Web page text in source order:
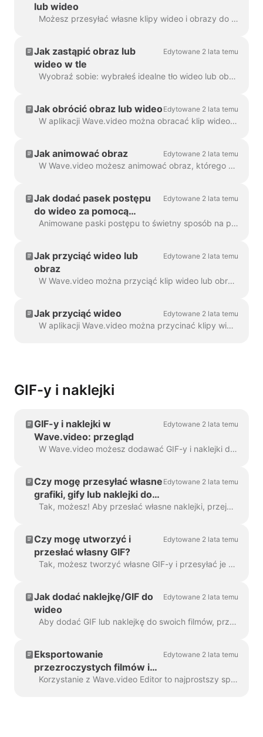
lub wideo
Możesz przesyłać własne klipy wideo i obrazy do Wave.video i tworzyć z nich filmy. Możesz mieszać i dopasowywać własne pliki multimedialne z tymi, które ...
Jak zastąpić obraz lub
wideo w tle
Edytowane 2 lata temu
Wyobraź sobie: wybrałeś idealne tło wideo lub obrazu w Wave.video, dodałeś do niego swój tekst i logo... a potem zdałeś sobie sprawę, że chcesz zmienić media...
Jak obrócić obraz lub wideoEdytowane 2 lata temu
W aplikacji Wave.video można obracać klip wideo lub obraz. Aby obrócić klip wideo/obraz, przejdź do kroku "Edytuj" i wybierz opcję ...
Jak animować obraz Edytowane 2 lata temu
W Wave.video możesz animować obraz, którego używasz jako tła. Dzięki temu Twoje filmy zyskają świeży i bardziej angażujący wygląd. Aby animować tło...
Jak dodać pasek postępu
do wideo za pomocą
Wave.video
Edytowane 2 lata temu
Animowane paski postępu to świetny sposób na przyciągnięcie uwagi widzów i wydłużenie czasu oglądania filmu. Dowiedz się, jak dodać dynamiczny pasek postępu do...
Jak przyciąć wideo lub
obraz
Edytowane 2 lata temu
W Wave.video można przyciąć klip wideo lub obraz. Funkcja ta działa zarówno w przypadku klipów wideo/obrazów przesłanych do kreatora wideo, jak i tych wybranych przez...
Jak przyciąć wideo Edytowane 2 lata temu
W aplikacji Wave.video można przycinać klipy wideo. Ta funkcja działa zarówno w przypadku własnych klipów wideo przesłanych do programu do tworzenia wideo, jak i wybranych przez...
GIF-y i naklejki
GIF-y i naklejki w
Wave.video: przegląd
Edytowane 2 lata temu
W Wave.video możesz dodawać GIF-y i naklejki do swoich filmów. W ten sposób możesz uczynić je bardziej angażującymi, spersonalizowanymi i atrakcyjnymi dla odbiorców. P...
Czy mogę przesyłać własne
grafiki, gify lub naklejki do
Wave.video?
Edytowane 2 lata temu
Tak, możesz! Aby przesłać własne naklejki, przejdź do kroku "Nakładki i naklejki" w menu po lewej stronie i kliknij zakładkę "Media" -> "Prześlij"....
Czy mogę utworzyć i
przesłać własny GIF?
Edytowane 2 lata temu
Tak, możesz tworzyć własne GIF-y i przesyłać je do Wave.video. Oto pomocny artykuł na temat tworzenia własnych GIF-ów. Gdy twój GIF zostanie...
Jak dodać naklejkę/GIF do
wideo
Edytowane 2 lata temu
Aby dodać GIF lub naklejkę do swoich filmów, przejdź do kroku Nakładki i naklejki w menu po lewej stronie. Zobaczysz tam wszystkie a...
Eksportowanie
przezroczystych filmów i
gifów w Wave.video
Edytowane 2 lata temu
Korzystanie z Wave.video Editor to najprostszy sposób na tworzenie lub dostosowywanie markowych lub przezroczystych elementów wideo, niestandardowych nakładek, ...